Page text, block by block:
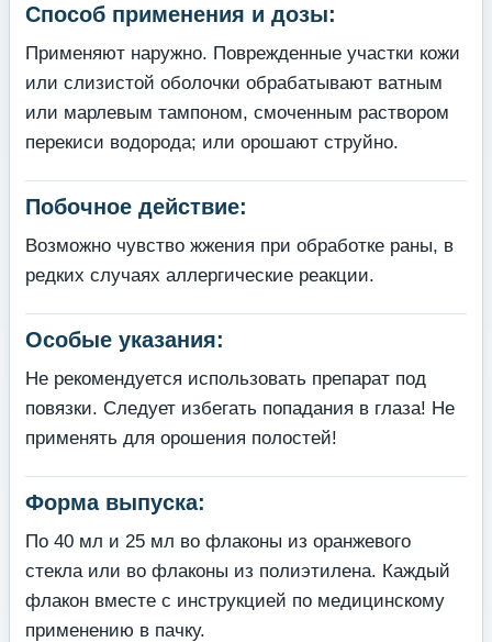
Способ применения и дозы:
Применяют наружно. Поврежденные участки кожи
или слизистой оболочки обрабатывают ватным
или марлевым тампоном, смоченным раствором
перекиси водорода; или орошают струйно.
Побочное действие:
Возможно чувство жжения при обработке раны, в
редких случаях аллергические реакции.
Особые указания:
Не рекомендуется использовать препарат под
повязки. Следует избегать попадания в глаза! Не
применять для орошения полостей!
Форма выпуска:
По 40 мл и 25 мл во флаконы из оранжевого
стекла или во флаконы из полиэтилена. Каждый
флакон вместе с инструкцией по медицинскому
применению в пачку.